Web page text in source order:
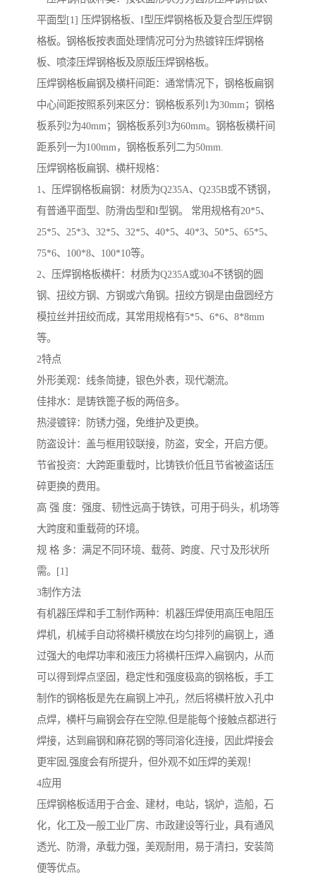
平面型[1] 压焊钢格板、I型压焊钢格板及复合型压焊钢
格板。钢格板按表面处理情况可分为热镀锌压焊钢格
板、喷漆压焊钢格板及原版压焊钢格板。
压焊钢格板扁钢及横杆间距：通常情况下，钢格板扁钢
中心间距按照系列来区分：钢格板系列1为30mm；钢格
板系列2为40mm；钢格板系列3为60mm。钢格板横杆间
距系列一为100mm，钢格板系列二为50mm.
压焊钢格板扁钢、横杆规格：
1、压焊钢格板扁钢：材质为Q235A、Q235B或不锈钢，
有普通平面型、防滑齿型和I型钢。 常用规格有20*5、
25*5、25*3、32*5、32*5、40*5、40*3、50*5、65*5、
75*6、100*8、100*10等。
2、压焊钢格板横杆：材质为Q235A或304不锈钢的圆
钢、扭绞方钢、方钢或六角钢。扭绞方钢是由盘圆经方
模拉丝并扭绞而成，其常用规格有5*5、6*6、8*8mm
等。
2特点
外形美观：线条简捷，银色外表，现代潮流。
佳排水：是铸铁篦子板的两倍多。
热浸镀锌：防锈力强，免维护及更换。
防盗设计：盖与框用铰联接，防盗，安全，开启方便。
节省投资：大跨距重载时，比铸铁价低且节省被盗话压
碎更换的费用。
高 强 度：强度、韧性远高于铸铁，可用于码头，机场等
大跨度和重载荷的环境。
规 格 多：满足不同环境、载荷、跨度、尺寸及形状所
需。[1]
3制作方法
有机器压焊和手工制作两种：机器压焊使用高压电阻压
焊机，机械手自动将横杆横放在均匀排列的扁钢上，通
过强大的电焊功率和液压力将横杆压焊入扁钢内，从而
可以得到焊点坚固，稳定性和强度极高的钢格板，手工
制作的钢格板是先在扁钢上冲孔，然后将横杆放入孔中
点焊，横杆与扁钢会存在空隙,但是能每个接触点都进行
焊接，达到扁钢和麻花钢的等同溶化连接，因此焊接会
更牢固,强度会有所提升，但外观不如压焊的美观！
4应用
压焊钢格板适用于合金、建材，电站，锅炉，造船，石
化，化工及一般工业厂房、市政建设等行业，具有通风
透光、防滑，承载力强，美观耐用，易于清扫，安装简
便等优点。